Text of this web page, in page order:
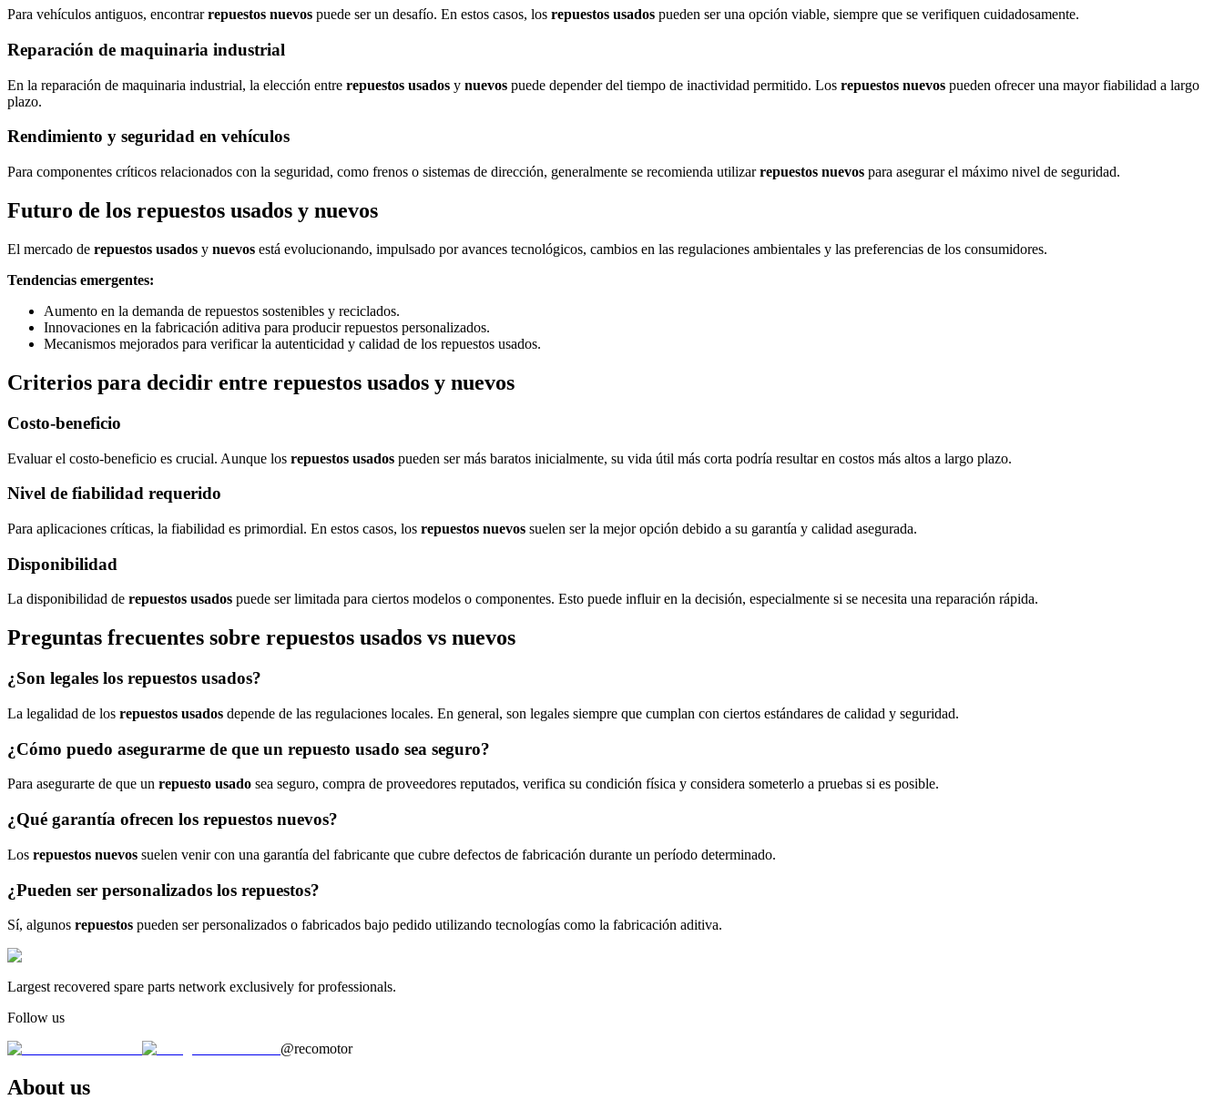
Para vehículos antiguos, encontrarrepuestos nuevos puede ser un desafío. En estos casos, los repuestos usados pueden ser una opción viable, siempre que se verifiquen cuidadosamente.
Reparación de maquinaria industrial
En la reparación de maquinaria industrial, la elección entre repuestos usados y nuevos puede depender del tiempo de inactividad permitido. Los repuestos nuevos pueden ofrecer una mayor fiabilidad a largo
plazo.
Rendimiento y seguridad en vehículos
Para componentes críticos relacionados con la seguridad, como frenos o sistemas de dirección, generalmente se recomienda utilizarrepuestos nuevos para asegurar el máximo nivel de seguridad.
Futuro de los repuestos usados y nuevos
El mercado de repuestos usados y nuevos está evolucionando, impulsado por avances tecnológicos, cambios en las regulaciones ambientales y las preferencias de los consumidores.
Tendencias emergentes:
Aumento en la demanda de repuestos sostenibles y reciclados.
Innovaciones en la fabricación aditiva para producir repuestos personalizados.
Mecanismos mejorados para verificar la autenticidad y calidad de los repuestos usados.
Criterios para decidir entre repuestos usados y nuevos
Costo-beneficio
Evaluar el costo-beneficio es crucial. Aunque los repuestos usados pueden ser más baratos inicialmente, su vida útil más corta podría resultar en costos más altos a largo plazo.
Nivel de fiabilidad requerido
Para aplicaciones críticas, la fiabilidad es primordial. En estos casos, los repuestos nuevos suelen ser la mejor opción debido a su garantía y calidad asegurada.
Disponibilidad
La disponibilidad de repuestos usados puede ser limitada para ciertos modelos o componentes. Esto puede influir en la decisión, especialmente si se necesita una reparación rápida.
Preguntas frecuentes sobre repuestos usados vs nuevos
¿Son legales los repuestos usados?
La legalidad de los repuestos usados depende de las regulaciones locales. En general, son legales siempre que cumplan con ciertos estándares de calidad y seguridad.
¿Cómo puedo asegurarme de que un repuesto usado sea seguro?
Para asegurarte de que un repuesto usado sea seguro, compra de proveedores reputados, verifica su condición física y considera someterlo a pruebas si es posible.
¿Qué garantía ofrecen los repuestos nuevos?
Los repuestos nuevos suelen venir con una garantía del fabricante que cubre defectos de fabricación durante un período determinado.
¿Pueden ser personalizados los repuestos?
Sí, algunos repuestos pueden ser personalizados o fabricados bajo pedido utilizando tecnologías como la fabricación aditiva.
Largest recovered spare parts network exclusively for professionals.
Follow us
@recomotor
About us